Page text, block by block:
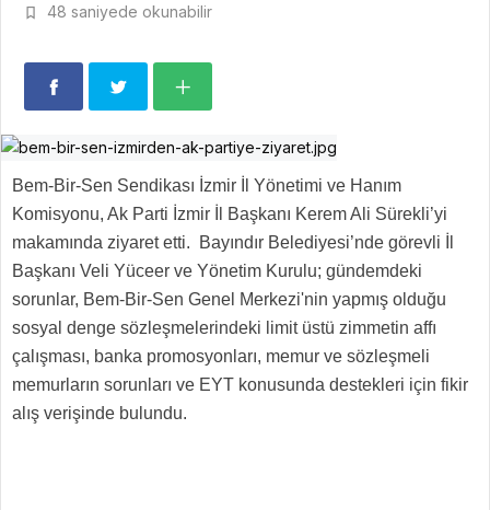
48 saniyede okunabilir
Bem-Bir-Sen Sendikası İzmir İl Yönetimi ve Hanım
Komisyonu, Ak Parti İzmir İl Başkanı Kerem Ali Sürekli’yi
makamında ziyaret etti. Bayındır Belediyesi’nde görevli İl
Başkanı Veli Yüceer ve Yönetim Kurulu; gündemdeki
sorunlar, Bem-Bir-Sen Genel Merkezi'nin yapmış olduğu
sosyal denge sözleşmelerindeki limit üstü zimmetin affı
çalışması, banka promosyonları, memur ve sözleşmeli
memurların sorunları ve EYT konusunda destekleri için fikir
alış verişinde bulundu.